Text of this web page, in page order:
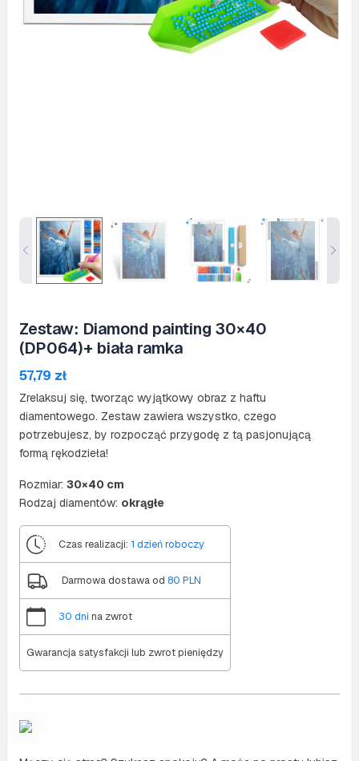
Zestaw: Diamond painting 30×40
(DP064)+ biała ramka
57,79 zł
Zrelaksuj się, tworząc wyjątkowy obraz z haftu
diamentowego. Zestaw zawiera wszystko, czego
potrzebujesz, by rozpocząć przygodę z tą pasjonującą
formą rękodzieła!
Rozmiar: 30×40 cm
Rodzaj diamentów: okrągłe
Czas realizacji: 1 dzień roboczy
Darmowa dostawa od 80 PLN
30 dni na zwrot
Gwarancja satysfakcji lub zwrot pieniędzy